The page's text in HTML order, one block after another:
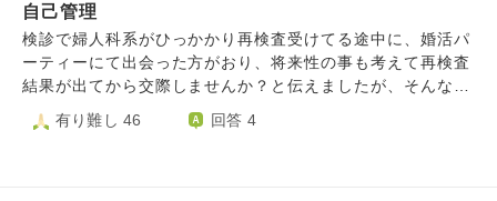
は親身に対応してくださり、とてもありがたく思っていま
す。 なるべく本人が楽になる様お願いしました。 こんなこ
としかできず、本人は今も苦しんでいるかと思うと、辛いで
す。 どの様に乗り越えればいいでしょうか。 よろしくお願
自己管理
検診で婦人科系がひっかかり再検査受けてる途中に、婚活パ
ーティーにて出会った方がおり、将来性の事も考えて再検査
結果が出てから交際しませんか？と伝えましたが、そんなの
気にしないよと言われ、交際しました。 そして、検査結果
にて子宮筋腫が出た事を直ちにお伝えしたところ、知ってた
有り難し 46 回答 4